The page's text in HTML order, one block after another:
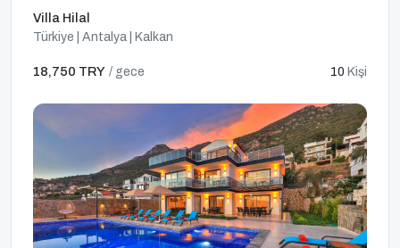
Villa Hilal
Türkiye | Antalya | Kalkan
18,750 TRY / gece 10 Kişi